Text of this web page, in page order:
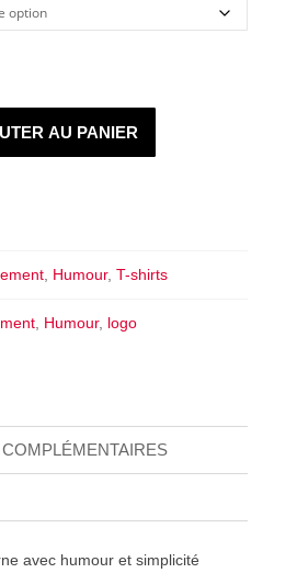
AU PANIER
, Humour, T-shirts
, Humour, logo
avec humour et simplicité